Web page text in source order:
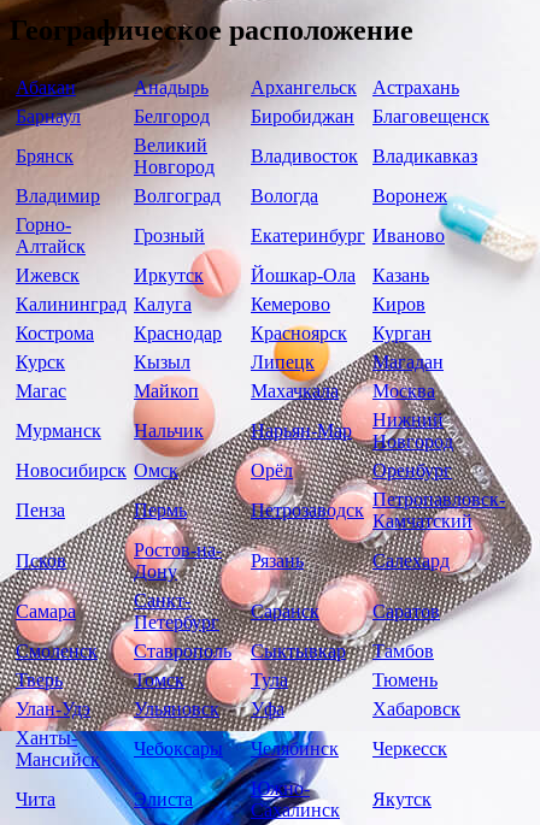
Географическое расположение
Абакан Анадырь Архангельск
Астрахань
Барнаул
Белгород Биробиджан
Благовещенск
Брянск
Великий
Новгород
Владивосток
Владикавказ
Владимир
Волгоград Вологда
Воронеж
Горно-
Алтайск
Грозный Екатеринбург Иваново
Ижевск
Иркутск Йошкар-Ола
Казань
Калининград Калуга Кемерово
Киров
Кострома
Краснодар Красноярск
Курган
Курск
Кызыл Липецк
Магадан
Магас
Майкоп Махачкала
Москва
Мурманск
Нальчик Нарьян-Мар
Нижний
Новгород
Новосибирск Омск Орёл
Оренбург
Пенза
Пермь Петрозаводск
Петропавловск-
Камчатский
Псков
Ростов-на-
Дону
Рязань Салехард
Самара
Санкт-
Петербург
Саранск
Саратов
Смоленск
Ставрополь Сыктывкар
Тамбов
Тверь
Томск Тула
Тюмень
Улан-Удэ
Ульяновск Уфа
Хабаровск
Ханты-
Мансийск
Чебоксары Челябинск Черкесск
Чита Элиста
Южно-
Сахалинск
Якутск